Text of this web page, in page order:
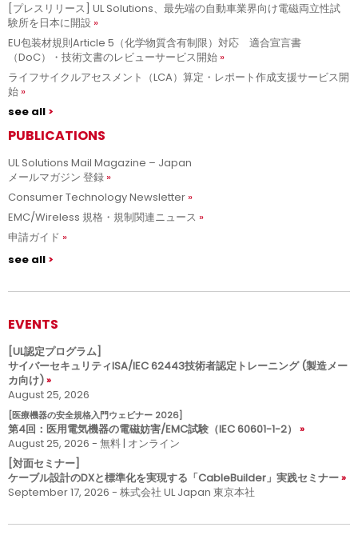
[プレスリリース] UL Solutions、最先端の自動車業界向け電磁両立性試
験所を日本に開設
EU包装材規則Article 5（化学物質含有制限）対応 適合宣言書
（DoC）・技術文書のレビューサービス開始
ライフサイクルアセスメント（LCA）算定・レポート作成支援サービス開
始
see all
PUBLICATIONS
UL Solutions Mail Magazine – Japan
メールマガジン 登録
Consumer Technology Newsletter
EMC/Wireless 規格・規制関連ニュース
申請ガイド
see all
EVENTS
[UL認定プログラム]
サイバーセキュリティISA/IEC 62443技術者認定トレーニング (製造メー
カ向け)
August 25, 2026
[医療機器の安全規格入門ウェビナー 2026]
第4回：医用電気機器の電磁妨害/EMC試験（IEC 60601-1-2）
August 25, 2026 - 無料 | オンライン
[対面セミナー]
ケーブル設計のDXと標準化を実現する「CableBuilder」実践セミナー
September 17, 2026 - 株式会社 UL Japan 東京本社